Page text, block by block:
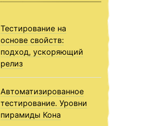
Тестирование на
основе свойств:
подход, ускоряющий
релиз
Автоматизированное
тестирование. Уровни
пирамиды Кона